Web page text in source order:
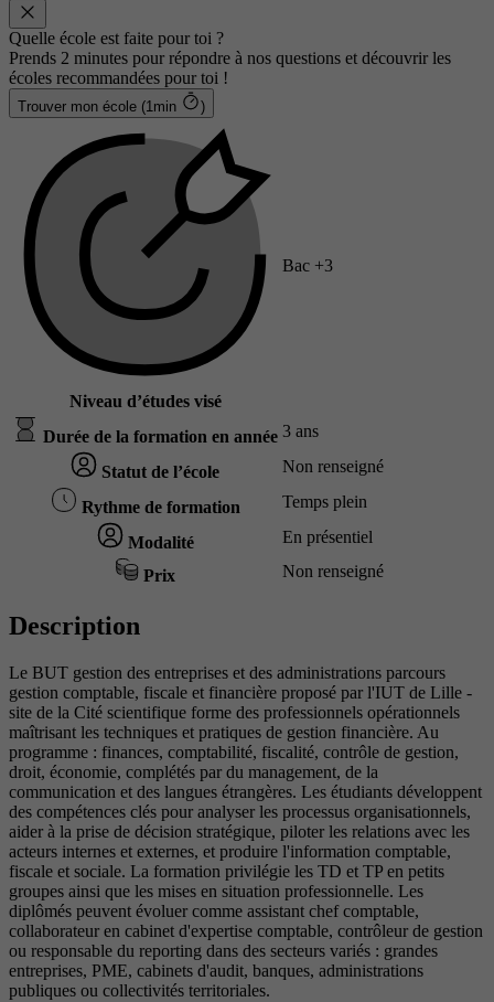
Quelle école est faite pour toi ?
Prends 2 minutes pour répondre à nos questions et découvrir les
écoles recommandées pour toi !
Trouver mon école (1min )
Niveau d’études visé
Bac +3
Durée de la formation en année 3 ans
Statut de l’école Non renseigné
Rythme de formation Temps plein
Modalité En présentiel
Prix Non renseigné
Description
Le BUT gestion des entreprises et des administrations parcours
gestion comptable, fiscale et financière proposé par l'IUT de Lille -
site de la Cité scientifique forme des professionnels opérationnels
maîtrisant les techniques et pratiques de gestion financière. Au
programme : finances, comptabilité, fiscalité, contrôle de gestion,
droit, économie, complétés par du management, de la
communication et des langues étrangères. Les étudiants développent
des compétences clés pour analyser les processus organisationnels,
aider à la prise de décision stratégique, piloter les relations avec les
acteurs internes et externes, et produire l'information comptable,
fiscale et sociale. La formation privilégie les TD et TP en petits
groupes ainsi que les mises en situation professionnelle. Les
diplômés peuvent évoluer comme assistant chef comptable,
collaborateur en cabinet d'expertise comptable, contrôleur de gestion
ou responsable du reporting dans des secteurs variés : grandes
entreprises, PME, cabinets d'audit, banques, administrations
publiques ou collectivités territoriales.